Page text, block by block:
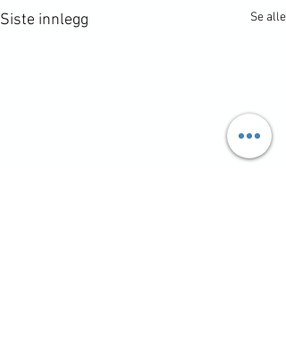
Siste innlegg Se alle